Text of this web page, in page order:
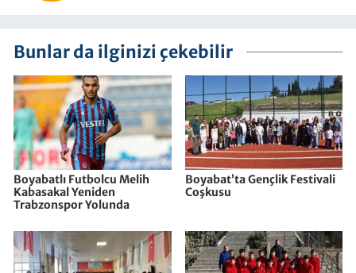
Bunlar da ilginizi çekebilir
Boyabatlı Futbolcu Melih
Kabasakal Yeniden
Trabzonspor Yolunda
Boyabat’ta Gençlik Festivali
Coşkusu